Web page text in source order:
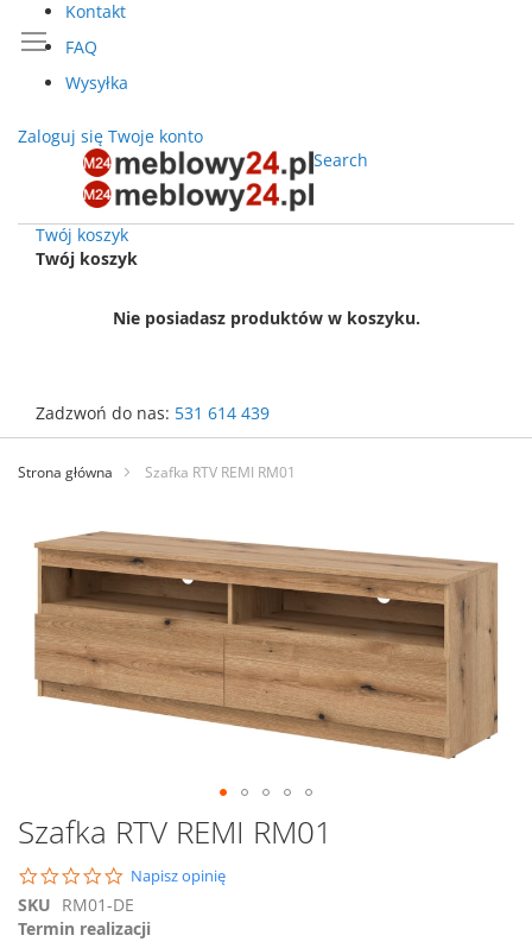
Kontakt
FAQ
Wysyłka
Zaloguj się Twoje konto
Search
Twój koszyk
Twój koszyk
Nie posiadasz produktów w koszyku.
Zadzwoń do nas: 531 614 439
Przejdź
treści
Strona główna Szafka RTV REMI RM01
na
koniec
galerii
Przejdź
na
początek
galerii
Szafka RTV REMI RM01
0.0
star
rating
Napisz opinię
SKU RM01-DE
Termin realizacji